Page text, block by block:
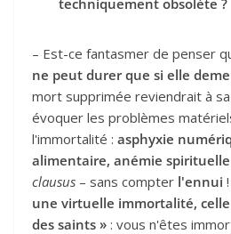
techniquement obsolète ?
– Est-ce fantasmer de penser
ne peut durer que si elle
mort supprimée reviendrait à
évoquer les problèmes
l'immortalité : asphyxie
alimentaire, anémie spirituelle
clausus – sans compter l'ennui
une virtuelle immortalité,
des saints » : vous n'êtes